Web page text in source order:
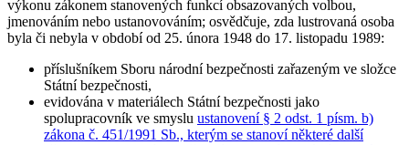
výkonu zákonem stanovených funkcí obsazovaných volbou,
jmenováním nebo ustanovováním; osvědčuje, zda lustrovaná osoba
byla či nebyla v období od 25. února 1948 do 17. listopadu 1989:
příslušníkem Sboru národní bezpečnosti zařazeným ve složce
Státní bezpečnosti,
evidována v materiálech Státní bezpečnosti jako
spolupracovník ve smyslu ustanovení § 2 odst. 1 písm. b)
zákona č. 451/1991 Sb., kterým se stanoví některé další